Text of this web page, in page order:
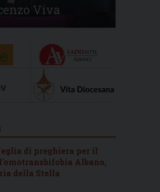
Viva
di preghiera per il
Albano,
della Stella